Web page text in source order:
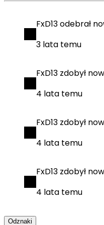
FxD13odebrał
3 lata temu
FxD13 zdobył
4 lata temu
FxD13 zdobył
4 lata temu
FxD13 zdobył
4 lata temu
Odznaki